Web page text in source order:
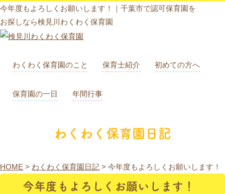
今年度もよろしくお願いします！｜千葉市で認可保育園を
お探しなら検見川わくわく保育園
わくわく保育園のこと 保育士紹介 初めての方へ
保育園の一日 年間行事
わくわく保育園日記
HOME > わくわく保育園日記 > 今年度もよろしくお願いします！
今年度もよろしくお願いします！